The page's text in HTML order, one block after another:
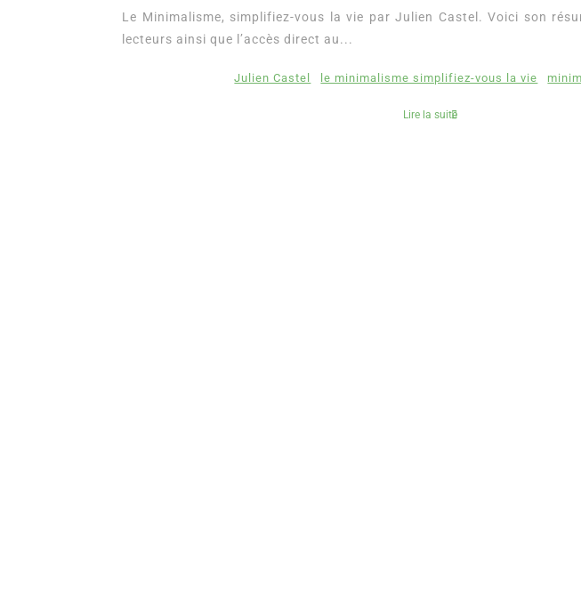
Le Minimalisme, simplifiez-vous la vie par Julien Castel. Voici son
lecteurs ainsi que l’accès direct au...
Julien Castel le minimalisme simplifiez-vous la vie
Lire la suite
2026
littérature